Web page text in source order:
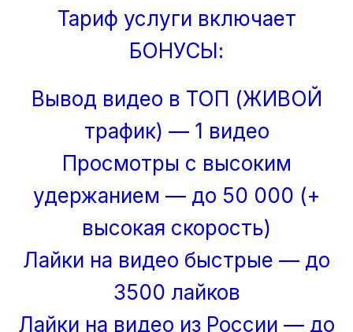
Тариф услуги включает
БОНУСЫ:
Вывод видео в ТОП (ЖИВОЙ
трафик) — 1 видео
Просмотры с высоким
удержанием — до 50 000 (+
высокая скорость)
Лайки на видео быстрые — до
3500 лайков
Лайки на видео из России — до